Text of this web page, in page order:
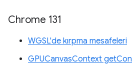
Chrome 131
WGSL'de kırpma mesafeleri
GPUCanvasContext